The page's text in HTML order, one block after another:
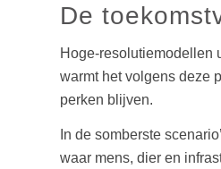
De
Hoge-resolutiemodellen
warmt het volgens deze
perken blijven.
In de somberste
waar mens, dier en